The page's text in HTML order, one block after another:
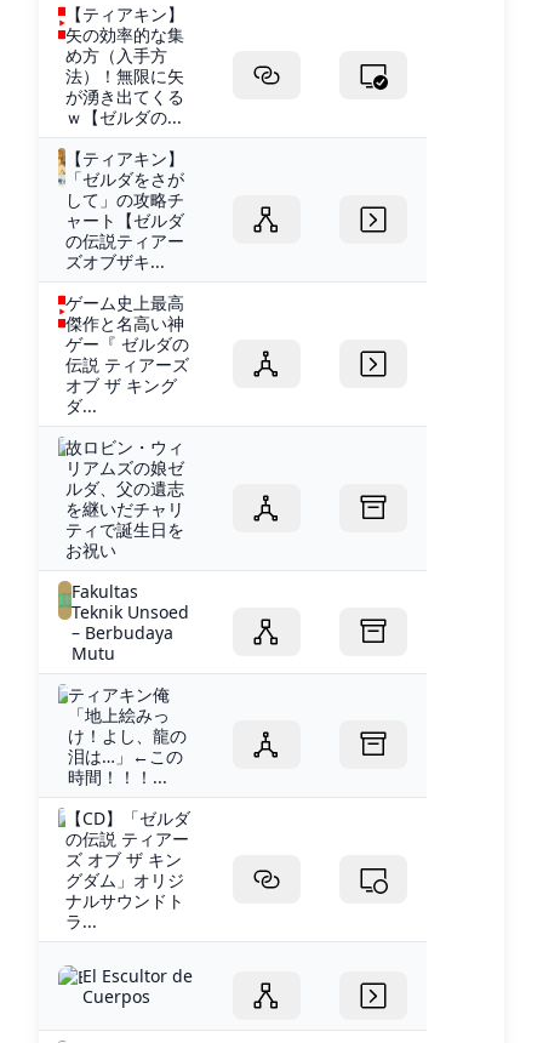
【ティアキン】
矢の効率的な集
め方（入手方
法）！無限に矢
が湧き出てくる
ｗ【ゼルダの...
【ティアキン】
「ゼルダをさが
して」の攻略チ
ャート【ゼルダ
の伝説ティアー
ズオブザキ...
ゲーム史上最高
傑作と名高い神
ゲー『 ゼルダの
伝説 ティアーズ
オブ ザ キング
ダ...
故ロビン・ウィ
リアムズの娘ゼ
ルダ、父の遺志
を継いだチャリ
ティで誕生日を
お祝い
Fakultas
Teknik Unsoed
– Berbudaya
Mutu
ティアキン俺
「地上絵みっ
け！よし、龍の
泪は…」←この
時間！！！...
【CD】「ゼルダ
の伝説 ティアー
ズ オブ ザ キン
グダム」オリジ
ナルサウンドト
ラ...
El Escultor de
Cuerpos